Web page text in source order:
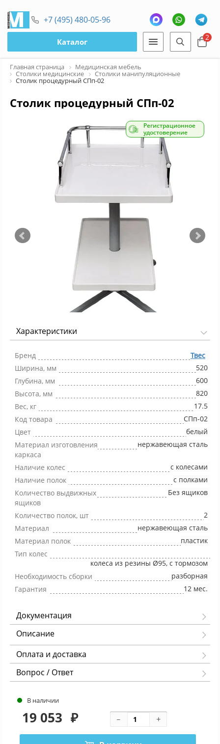
+7 (495) 480-05-96
Каталог 2
Главная страница Медицинская мебель
Столики медицинские Столики манипуляционные
Столик процедурный СПп-02
Столик процедурный СПп-02
Регистрационное
удостоверение
Характеристики
Бренд
Твес
Ширина, мм
520
Глубина, мм
600
Высота, мм
820
Вес, кг
17.5
Код товара
СПп-02
Цвет
белый
Материал изготовления
каркаса
нержавеющая сталь
Наличие колес
с колесами
Наличие полок
с полками
Количество выдвижных
ящиков
Без ящиков
Количество полок, шт
2
Материал
нержавеющая сталь
Материал полок
пластик
Тип колес
колеса из резины Ø95, с тормозом
Необходимость сборки
разборная
Гарантия
12 мес.
Документация
Описание
Оплата и доставка
Вопрос / Ответ
В наличии
19 053 ₽